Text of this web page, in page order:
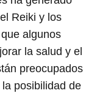
Reiki y los
algunos
la salud y el
preocupados
posibilidad de